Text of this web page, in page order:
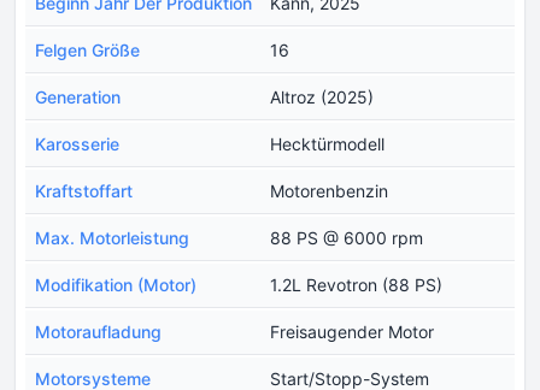
Felgen Größe 16
Generation Altroz (2025)
Karosserie Hecktürmodell
Kraftstoffart Motorenbenzin
Max. Motorleistung 88 PS @ 6000 rpm
Modifikation (Motor) 1.2L Revotron (88 PS)
Motoraufladung Freisaugender Motor
Motorsysteme Start/Stopp-System